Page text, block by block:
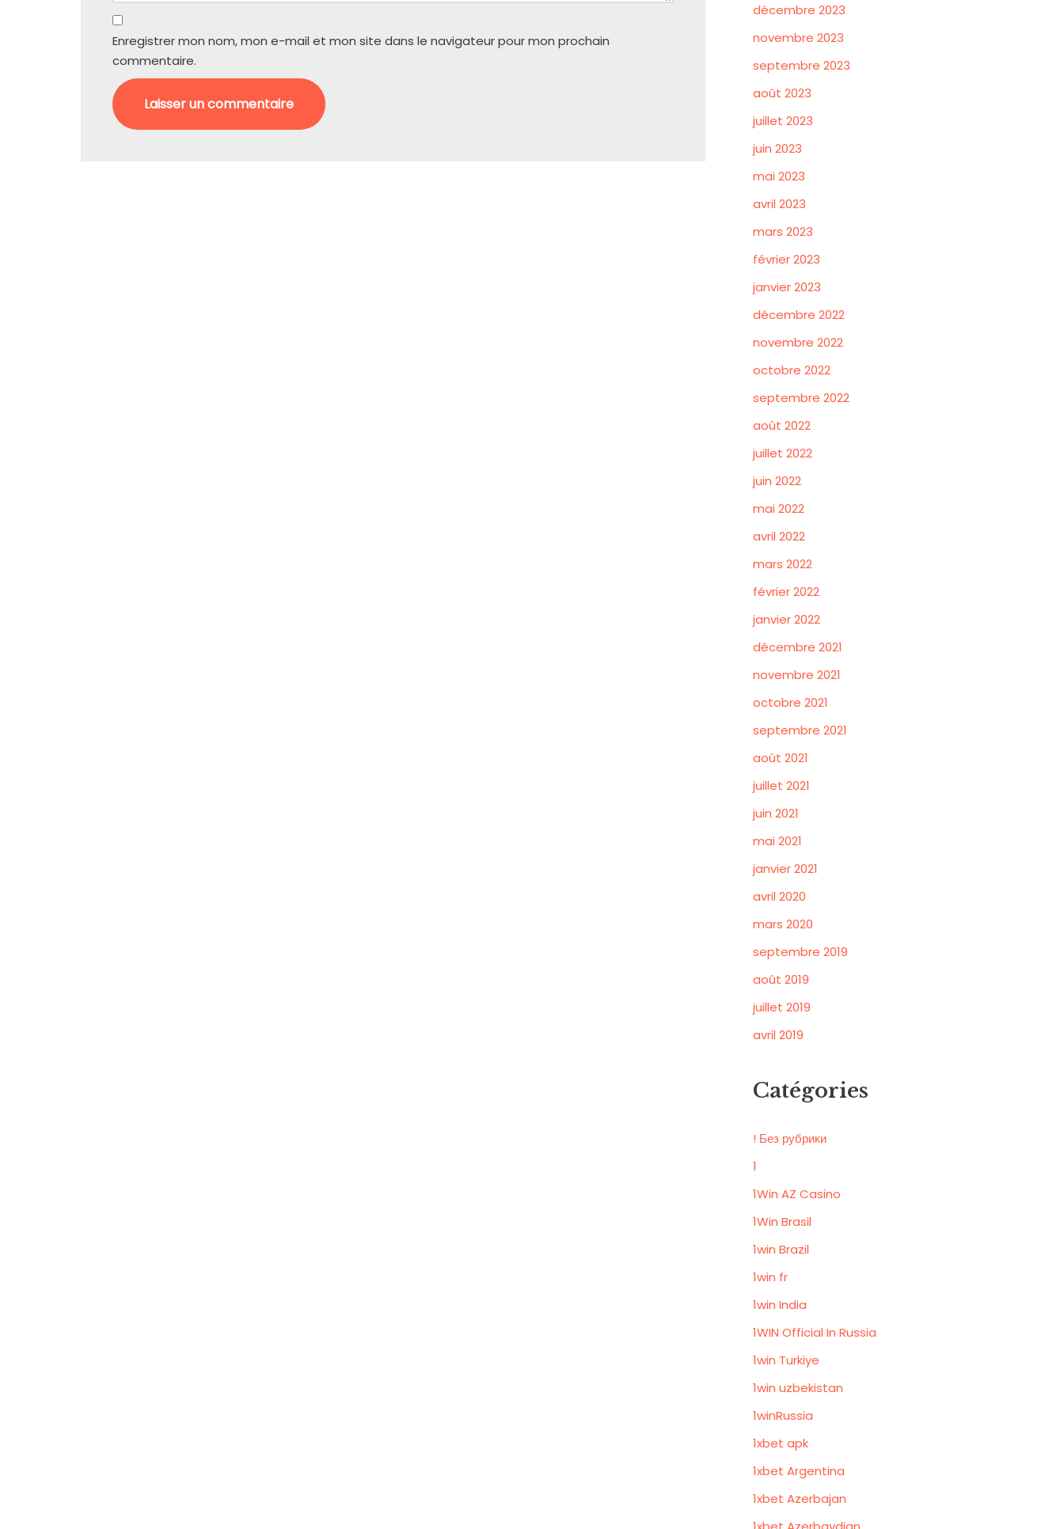
Enregistrer mon nom, mon e-mail et mon site dans le navigateur pour mon prochain
commentaire.
décembre 2023
novembre 2023
septembre 2023
août 2023
juillet 2023
juin 2023
mai 2023
avril 2023
mars 2023
février 2023
janvier 2023
décembre 2022
novembre 2022
octobre 2022
septembre 2022
août 2022
juillet 2022
juin 2022
mai 2022
avril 2022
mars 2022
février 2022
janvier 2022
décembre 2021
novembre 2021
octobre 2021
septembre 2021
août 2021
juillet 2021
juin 2021
mai 2021
janvier 2021
avril 2020
mars 2020
septembre 2019
août 2019
juillet 2019
avril 2019
Catégories
! Без рубрики
1
1Win AZ Casino
1Win Brasil
1win Brazil
1win fr
1win India
1WIN Official In Russia
1win Turkiye
1win uzbekistan
1winRussia
1xbet apk
1xbet Argentina
1xbet Azerbajan